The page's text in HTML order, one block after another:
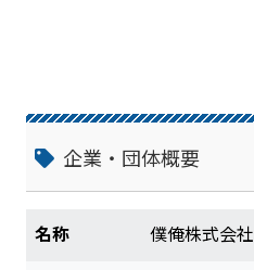
企業・団体概要
名称 僕俺株式会社